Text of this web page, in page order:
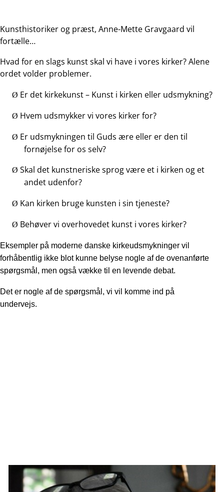
Kunsthistoriker og præst, Anne-Mette Gravgaard vil
fortælle…
Hvad for en slags kunst skal vi have i vores kirker? Alene
ordet volder problemer.
Ø Er det kirkekunst – Kunst i kirken eller udsmykning?
Ø Hvem udsmykker vi vores kirker for?
Ø Er udsmykningen til Guds ære eller er den til
fornøjelse for os selv?
Ø Skal det kunstneriske sprog være et i kirken og et
andet udenfor?
Ø Kan kirken bruge kunsten i sin tjeneste?
Ø Behøver vi overhovedet kunst i vores kirker?
Eksempler på moderne danske kirkeudsmykninger vil
forhåbentlig ikke blot kunne belyse nogle af de ovenanførte
spørgsmål, men også vække til en levende debat.
Det er nogle af de spørgsmål, vi vil komme ind på
undervejs.